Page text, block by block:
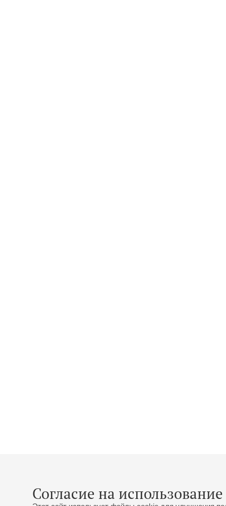
Согласие на